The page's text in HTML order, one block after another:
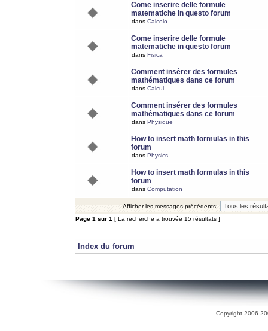
Come inserire delle formule
matematiche in questo forum
dans Calcolo
Come inserire delle formule
matematiche in questo forum
dans Fisica
Comment insérer des formules
mathématiques dans ce forum
dans Calcul
Comment insérer des formules
mathématiques dans ce forum
dans Physique
How to insert math formulas in this
forum
dans Physics
How to insert math formulas in this
forum
dans Computation
Afficher les messages précédents:
Page 1 sur 1 [ La recherche a trouvée 15 résultats ]
Index du forum
Copyright 2006-